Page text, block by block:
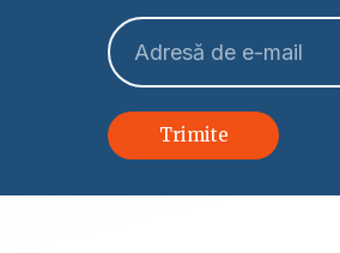
Trimite